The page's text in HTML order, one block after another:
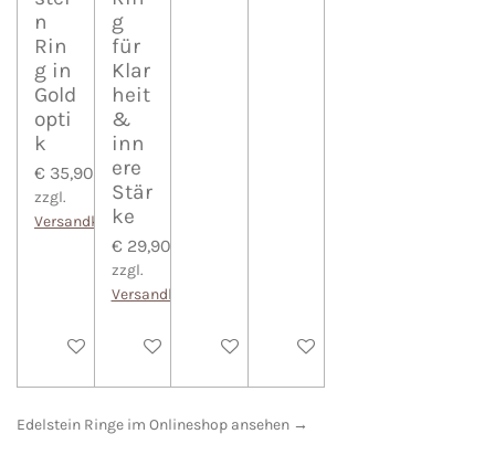
n
Rin
g in
Gold
opti
k
€ 35,90
zzgl.
Versandkosten
In den Warenkorb
g
für
Klar
heit
&
inn
ere
Stär
ke
€ 29,90
zzgl.
Versandkosten
In den WarenkorbIn den WarenkorbIn den Warenkorb
Edelstein Ringe im Onlineshop ansehen →